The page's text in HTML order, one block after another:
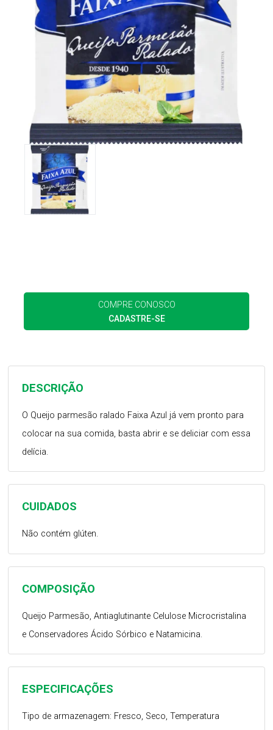
COMPRE CONOSCO
CADASTRE-SE
ESPECIFICAÇÕES
Tipo de armazenagem: Fresco, Seco, Temperatura
COMPOSIÇÃO
Queijo Parmesão, Antiaglutinante Celulose Microcristalina
e Conservadores Ácido Sórbico e Natamicina.
CUIDADOS
Não contém glúten.
DESCRIÇÃO
O Queijo parmesão ralado Faixa Azul já vem pronto para
colocar na sua comida, basta abrir e se deliciar com essa
delícia.